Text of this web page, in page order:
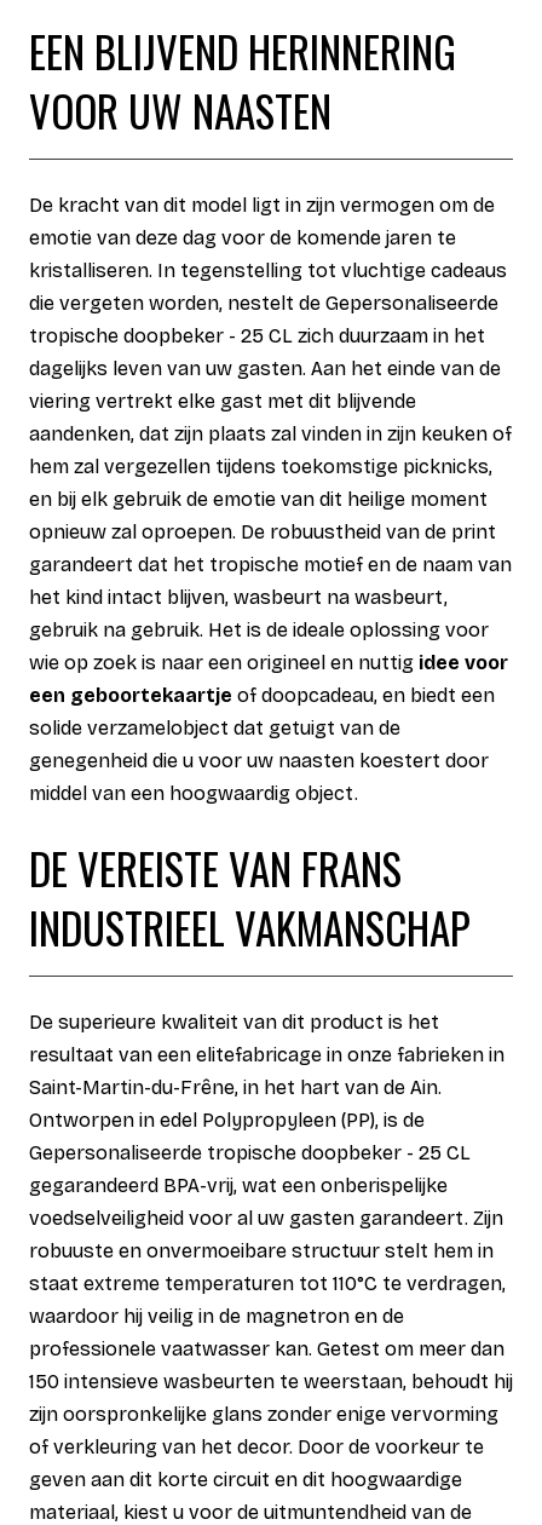
EEN BLIJVEND HERINNERING
VOOR UW NAASTEN
De kracht van dit model ligt in zijn vermogen om de
emotie van deze dag voor de komende jaren te
kristalliseren. In tegenstelling tot vluchtige cadeaus
die vergeten worden, nestelt de Gepersonaliseerde
tropische doopbeker - 25 CL zich duurzaam in het
dagelijks leven van uw gasten. Aan het einde van de
viering vertrekt elke gast met dit blijvende
aandenken, dat zijn plaats zal vinden in zijn keuken of
hem zal vergezellen tijdens toekomstige picknicks,
en bij elk gebruik de emotie van dit heilige moment
opnieuw zal oproepen. De robuustheid van de print
garandeert dat het tropische motief en de naam van
het kind intact blijven, wasbeurt na wasbeurt,
gebruik na gebruik. Het is de ideale oplossing voor
wie op zoek is naar een origineel en nuttig idee voor
een geboortekaartje of doopcadeau, en biedt een
solide verzamelobject dat getuigt van de
genegenheid die u voor uw naasten koestert door
middel van een hoogwaardig object.
DE VEREISTE VAN FRANS
INDUSTRIEEL VAKMANSCHAP
De superieure kwaliteit van dit product is het
resultaat van een elitefabricage in onze fabrieken in
Saint-Martin-du-Frêne, in het hart van de Ain.
Ontworpen in edel Polypropyleen (PP), is de
Gepersonaliseerde tropische doopbeker - 25 CL
gegarandeerd BPA-vrij, wat een onberispelijke
voedselveiligheid voor al uw gasten garandeert. Zijn
robuuste en onvermoeibare structuur stelt hem in
staat extreme temperaturen tot 110°C te verdragen,
waardoor hij veilig in de magnetron en de
professionele vaatwasser kan. Getest om meer dan
150 intensieve wasbeurten te weerstaan, behoudt hij
zijn oorspronkelijke glans zonder enige vervorming
of verkleuring van het decor. Door de voorkeur te
geven aan dit korte circuit en dit hoogwaardige
materiaal, kiest u voor de uitmuntendheid van de